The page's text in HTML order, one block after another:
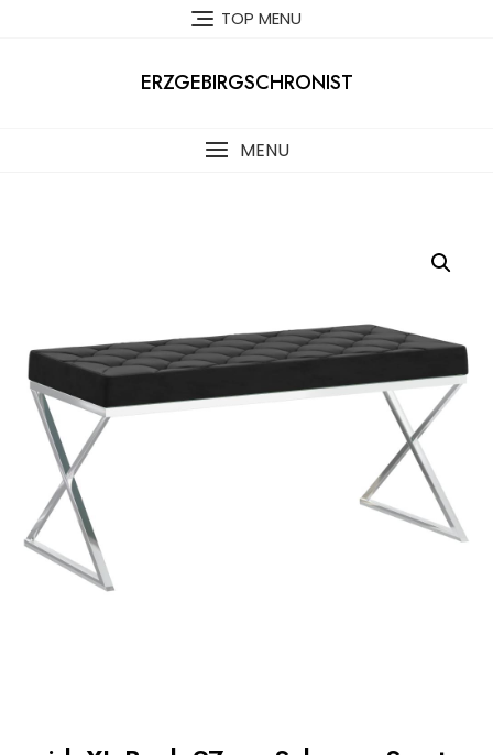
TOP MENU
ERZGEBIRGSCHRONIST
MENU